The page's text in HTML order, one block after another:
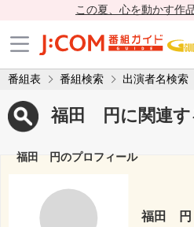
この夏、心を動かす作
番組表 番組検索 出演者名検索
福田 円に関連す
福田 円のプロフィール
福田 円